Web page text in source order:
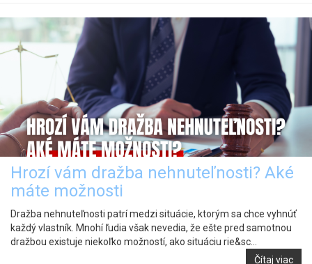
Hrozí vám dražba nehnuteľnosti? Aké
máte možnosti
Dražba nehnuteľnosti patrí medzi situácie, ktorým sa chce vyhnúť
každý vlastník. Mnohí ľudia však nevedia, že ešte pred samotnou
dražbou existuje niekoľko možností, ako situáciu rie&sc...
Čítaj viac